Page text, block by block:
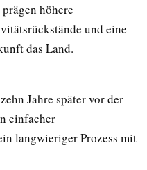
höhere
und eine
das Land.
Jahre später vor der
einfacher
langwieriger Prozess mit